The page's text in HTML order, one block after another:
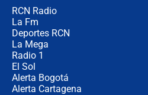
RCN Radio
La Fm
Deportes RCN
La Mega
Radio 1
El Sol
Alerta Bogotá
Alerta Cartagena